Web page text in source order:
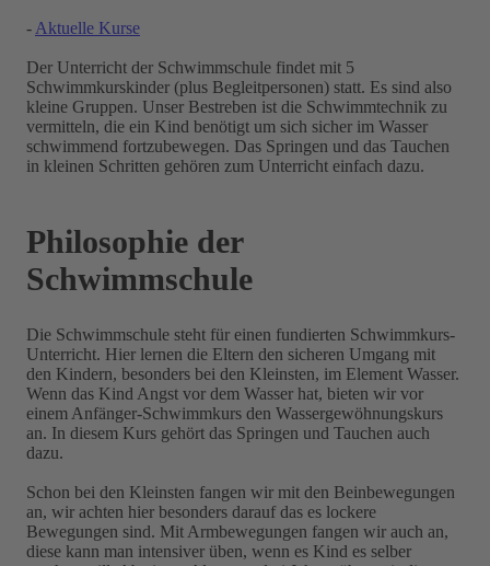
- Aktuelle Kurse
Der Unterricht der Schwimmschule findet mit 5
Schwimmkurskinder (plus Begleitpersonen) statt. Es sind also
kleine Gruppen. Unser Bestreben ist die Schwimmtechnik zu
vermitteln, die ein Kind benötigt um sich sicher im Wasser
schwimmend fortzubewegen. Das Springen und das Tauchen
in kleinen Schritten gehören zum Unterricht einfach dazu.
Philosophie der
Schwimmschule
Die Schwimmschule steht für einen fundierten Schwimmkurs-
Unterricht. Hier lernen die Eltern den sicheren Umgang mit
den Kindern, besonders bei den Kleinsten, im Element Wasser.
Wenn das Kind Angst vor dem Wasser hat, bieten wir vor
einem Anfänger-Schwimmkurs den Wassergewöhnungskurs
an. In diesem Kurs gehört das Springen und Tauchen auch
dazu.
Schon bei den Kleinsten fangen wir mit den Beinbewegungen
an, wir achten hier besonders darauf das es lockere
Bewegungen sind. Mit Armbewegungen fangen wir auch an,
diese kann man intensiver üben, wenn es Kind es selber